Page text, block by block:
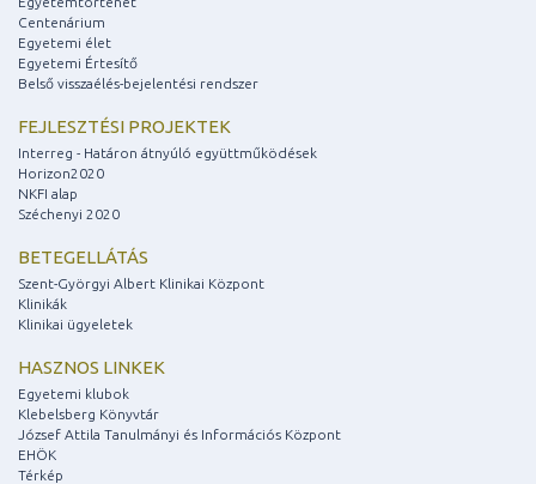
Centenárium
Egyetemi élet
Egyetemi Értesítő
Belső visszaélés-bejelentési rendszer
FEJLESZTÉSI PROJEKTEK
Interreg - Határon átnyúló együttműködések
Horizon2020
NKFI alap
Széchenyi 2020
BETEGELLÁTÁS
Szent-Györgyi Albert Klinikai Központ
Klinikák
Klinikai ügyeletek
HASZNOS LINKEK
Egyetemi klubok
Klebelsberg Könyvtár
József Attila Tanulmányi és Információs Központ
EHÖK
Térkép